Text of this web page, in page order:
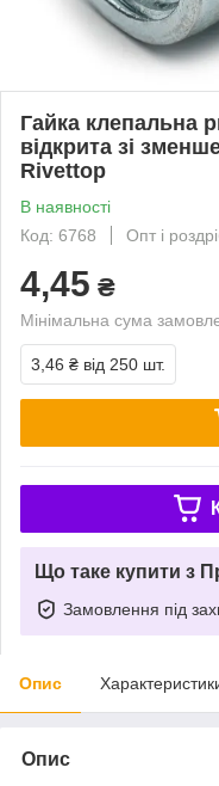
Гайка клепальна
відкрита зі
Rivettop
В наявності
Код: 6768
Опт і
4,45 ₴
Мінімальна сума
3,46 ₴ від 250 шт.
Що таке купити з
Замовлення під
Опис
Опис